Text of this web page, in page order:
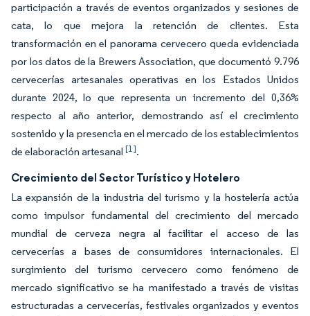
participación a través de eventos organizados y sesiones de
cata, lo que mejora la retención de clientes. Esta
transformación en el panorama cervecero queda evidenciada
por los datos de la Brewers Association, que documentó 9.796
cervecerías artesanales operativas en los Estados Unidos
durante 2024, lo que representa un incremento del 0,36%
respecto al año anterior, demostrando así el crecimiento
sostenido y la presencia en el mercado de los establecimientos
de elaboración artesanal [1].
Crecimiento del Sector Turístico y Hotelero
La expansión de la industria del turismo y la hostelería actúa
como impulsor fundamental del crecimiento del mercado
mundial de cerveza negra al facilitar el acceso de las
cervecerías a bases de consumidores internacionales. El
surgimiento del turismo cervecero como fenómeno de
mercado significativo se ha manifestado a través de visitas
estructuradas a cervecerías, festivales organizados y eventos